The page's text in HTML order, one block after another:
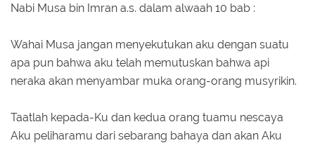
Nabi Musa bin Imran a.s. dalam alwaah 10 bab :
Wahai Musa jangan menyekutukan aku dengan suatu
apa pun bahwa aku telah memutuskan bahwa api
neraka akan menyambar muka orang-orang musyrikin.
Taatlah kepada-Ku dan kedua orang tuamu nescaya
Aku peliharamu dari sebarang bahaya dan akan Aku